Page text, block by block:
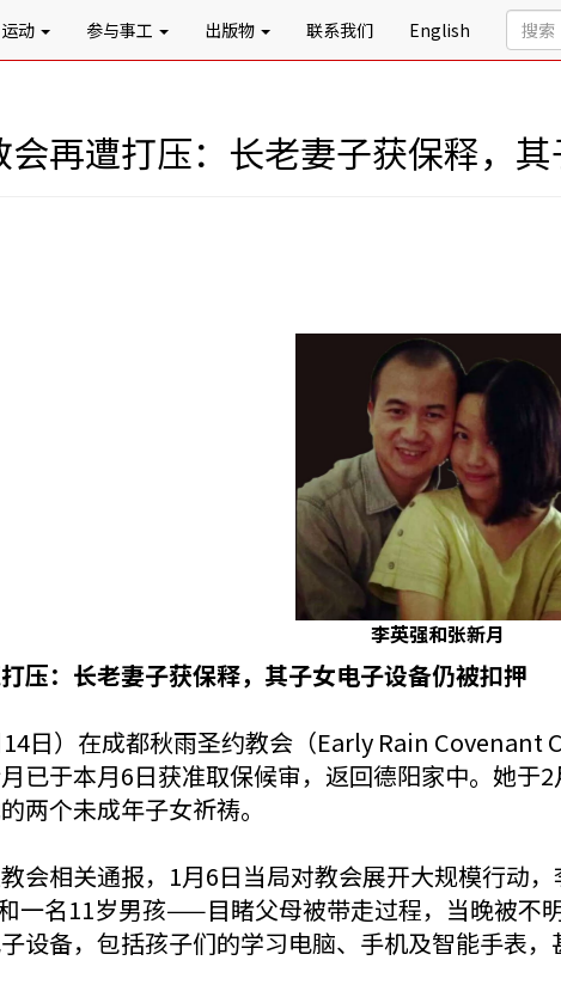
运动 参与事工 出版物 联系我们 English
再遭打压：长老妻子获保释，
李英强和张新月
压：长老妻子获保释，其子女电子设备仍被扣押
14日）在成都秋雨圣约教会（Early Rain
已于本月6日获准取保候审，返回德阳家中。她于
两个未成年子女祈祷。
会相关通报，1月6日当局对教会展开大规模行动
一名11岁男孩——目睹父母被带走过程，当晚被不
设备，包括孩子们的学习电脑、手机及智能手表，